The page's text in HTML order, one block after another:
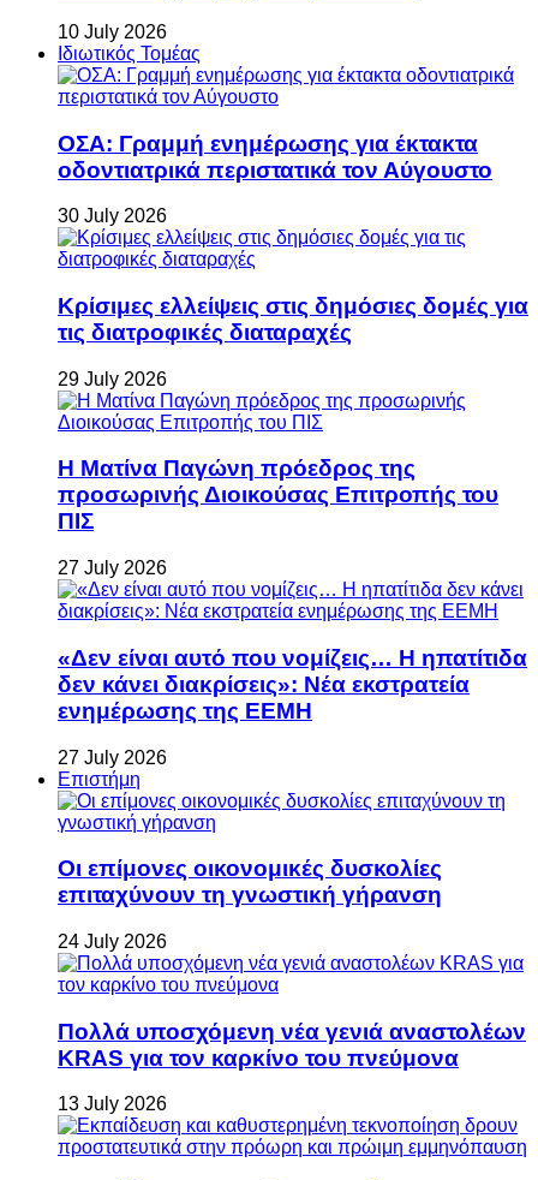
10 July 2026
Ιδιωτικός Τομέας
ΟΣΑ: Γραμμή ενημέρωσης για έκτακτα
οδοντιατρικά περιστατικά τον Αύγουστο
30 July 2026
Κρίσιμες ελλείψεις στις δημόσιες δομές για
τις διατροφικές διαταραχές
29 July 2026
Η Ματίνα Παγώνη πρόεδρος της
προσωρινής Διοικούσας Επιτροπής του
ΠΙΣ
27 July 2026
«Δεν είναι αυτό που νομίζεις… Η ηπατίτιδα
δεν κάνει διακρίσεις»: Νέα εκστρατεία
ενημέρωσης της ΕΕΜΗ
27 July 2026
Επιστήμη
Οι επίμονες οικονομικές δυσκολίες
επιταχύνουν τη γνωστική γήρανση
24 July 2026
Πολλά υποσχόμενη νέα γενιά αναστολέων
KRAS για τον καρκίνο του πνεύμονα
13 July 2026